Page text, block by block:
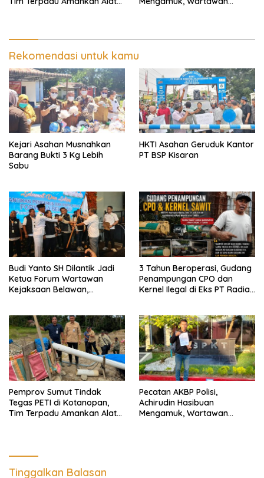
Rekomendasi untuk kamu
Kejari Asahan Musnahkan
Barang Bukti 3 Kg Lebih
Sabu
HKTI Asahan Geruduk Kantor
PT BSP Kisaran
Budi Yanto SH Dilantik Jadi
Ketua Forum Wartawan
Kejaksaan Belawan,
Pendampingan Hukum dan
Ekomoni Semua Anggota
3 Tahun Beroperasi, Gudang
Penampungan CPO dan
Kernel Ilegal di Eks PT Radian
Pemprov Sumut Tindak
Tegas PETI di Kotanopan,
Tim Terpadu Amankan Alat
Pecatan AKBP Polisi,
Achirudin Hasibuan
Mengamuk, Wartawan
Tinggalkan Balasan